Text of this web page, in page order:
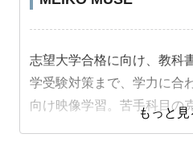
志望大学合格に向け、教科
学受験対策まで、学力に合
向け映像学習。苦手科目の
もっと見